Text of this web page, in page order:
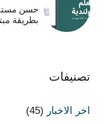
حسن
بطريقة
تصنيفات
اخر الاخبار (45)